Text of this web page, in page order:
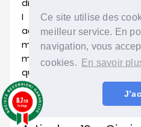
Ce site utilise des
meilleur service. En
navigation, vous
cookies.
En savoir
disponibile online.
I Termini e le
accuratamente
modificati e aggiornati dal
momento. Le Condizioni
quelle in vigore al momento
Le modifiche ai
applicano ai PRODOTTI già
8.7/10
6 ratings